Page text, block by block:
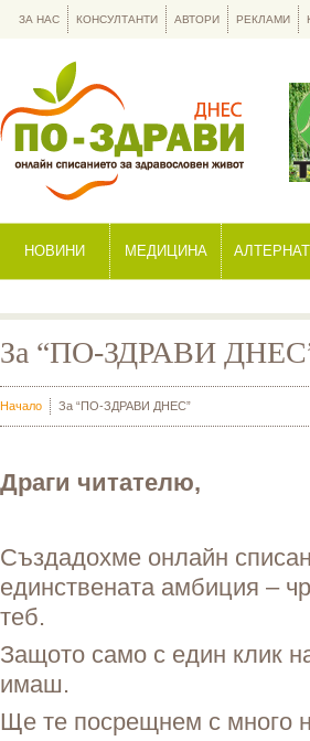
НОВИНИ МЕДИЦИНА
ЗА НАС КОНСУЛТАНТИ АВТОРИ РЕКЛАМИ
За “ПО-ЗДРАВИ
Начало За “ПО-ЗДРАВИ ДНЕС”
Драги читателю,
Създадохме онлайн
единствената амбиция –
теб.
Защото само с един клик
имаш.
Ще те посрещнем с много